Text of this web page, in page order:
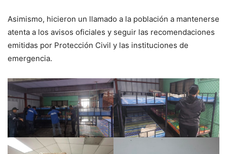
Asimismo, hicieron un llamado a la población a mantenerse
atenta a los avisos oficiales y seguir las recomendaciones
emitidas por Protección Civil y las instituciones de
emergencia.